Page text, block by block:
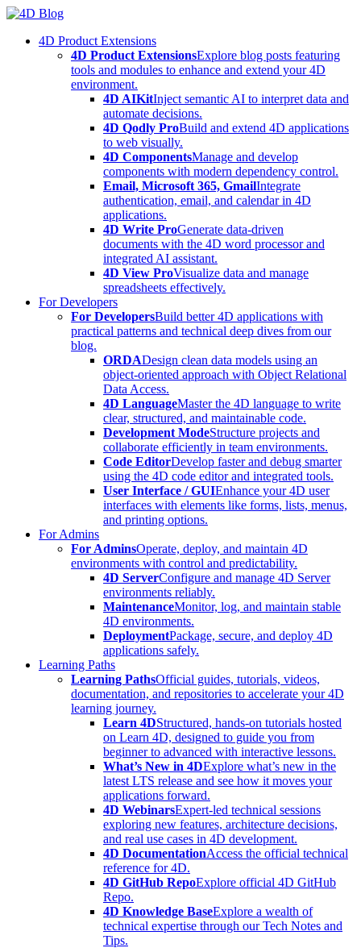
Skip
content4D Product Extensions
4D Product ExtensionsExplore blog posts featuring
tools and modules to enhance and extend your 4D
environment.
4D AIKitInject semantic AI to interpret data and
automate decisions.
4D Qodly ProBuild and extend 4D applications
to web visually.
4D ComponentsManage and develop
components with modern dependency control.
Email, Microsoft 365, GmailIntegrate
authentication, email, and calendar in 4D
applications.
4D Write ProGenerate data-driven
documents with the 4D word processor and
integrated AI assistant.
4D View ProVisualize data and manage
spreadsheets effectively.
For Developers
For DevelopersBuild better 4D applications with
practical patterns and technical deep dives from our
blog.
ORDADesign clean data models using an
object-oriented approach with Object Relational
Data Access.
4D LanguageMaster the 4D language to write
clear, structured, and maintainable code.
Development ModeStructure projects and
collaborate efficiently in team environments.
Code EditorDevelop faster and debug smarter
using the 4D code editor and integrated tools.
User Interface / GUIEnhance your 4D user
interfaces with elements like forms, lists, menus,
and printing options.
For Admins
For AdminsOperate, deploy, and maintain 4D
environments with control and predictability.
4D ServerConfigure and manage 4D Server
environments reliably.
MaintenanceMonitor, log, and maintain stable
4D environments.
DeploymentPackage, secure, and deploy 4D
applications safely.
Learning Paths
Learning PathsOfficial guides, tutorials, videos,
documentation, and repositories to accelerate your 4D
learning journey.
Learn 4DStructured, hands-on tutorials hosted
on Learn 4D, designed to guide you from
beginner to advanced with interactive lessons.
What’s New in 4DExplore what’s new in the
latest LTS release and see how it moves your
applications forward.
4D WebinarsExpert-led technical sessions
exploring new features, architecture decisions,
and real use cases in 4D development.
4D DocumentationAccess the official technical
reference for 4D.
4D GitHub RepoExplore official 4D GitHub
Repo.
4D Knowledge BaseExplore a wealth of
technical expertise through our Tech Notes and
Tips.